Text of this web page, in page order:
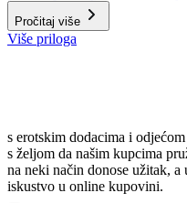
Pročitaj više
Više priloga
s erotskim dodacima i
s željom da našim kupcima
na neki način donose užitak,
iskustvo u online kupovini.